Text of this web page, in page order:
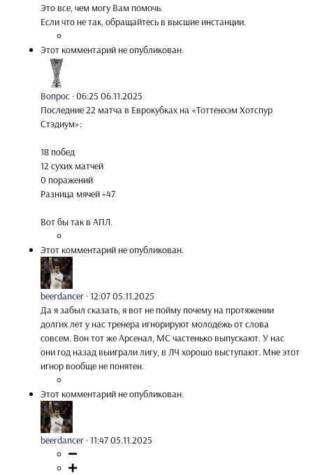
Это все, чем могу Вам помочь.
Если что не так, обращайтесь в высшие инстанции.
Этот комментарий не опубликован.
Вопрос ·06:25 06.11.2025
Последние 22 матча в Еврокубках на «Тоттенхэм Хотспур
Стэдиум»:
18 побед
12 сухих матчей
0 поражений
Разница мячей +47
Вот бы так в АПЛ.
Этот комментарий не опубликован.
beerdancer ·12:07 05.11.2025
Да я забыл сказать, я вот не пойму почему на протяжении
долгих лет у нас тренера игнорируют молодёжь от слова
совсем. Вон тот же Арсенал, МС частенько выпускают. У нас
они год назад выиграли лигу, в ЛЧ хорошо выступают. Мне этот
игнор вообще не понятен.
Этот комментарий не опубликован.
beerdancer ·11:47 05.11.2025